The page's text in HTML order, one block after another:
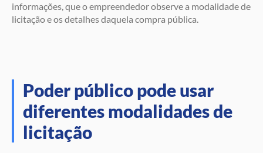
informações, que o empreendedor observe a modalidade de
licitação e os detalhes daquela compra pública.
Poder público pode usar
diferentes modalidades de
licitação